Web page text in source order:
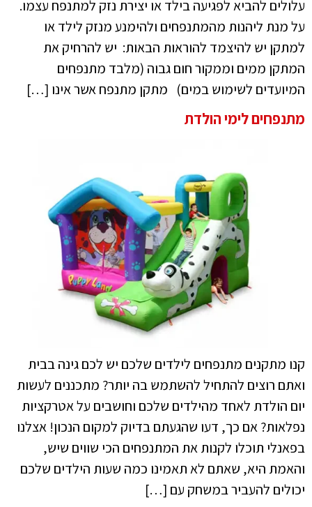
עלולים להביא לפגיעה בילד או יצירת נזק למתנפח עצמו.
על מנת ליהנות מהמתנפחים ולהימנע מנזק לילד או
למתקן יש להיצמד להוראות הבאות: יש להרחיק את
המתקן ממים וממקור חום גבוה (מלבד מתנפחים
המיועדים לשימוש במים) מתקן מתנפח אשר אינו […]
מתנפחים לימי הולדת
קנו מתקנים מתנפחים לילדים שלכם יש לכם גינה בבית
ואתם רוצים להתחיל להשתמש בה יותר? מתכננים לעשות
יום הולדת לאחד מהילדים שלכם וחושבים על אטרקציות
נפלאות? אם כך, דעו שהגעתם בדיוק למקום הנכון! אצלנו
בפאנלי תוכלו לקנות את המתנפחים הכי שווים שיש,
והאמת היא, שאתם לא תאמינו כמה שעות הילדים שלכם
יכולים להעביר במשחק עם […]